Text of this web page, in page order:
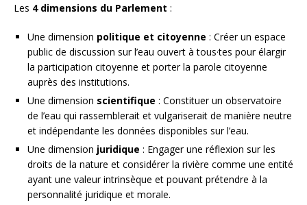
Les 4 dimensions du Parlement :
Une dimension politique et citoyenne : Créer un espace
public de discussion sur l’eau ouvert à tous·tes pour élargir
la participation citoyenne et porter la parole citoyenne
auprès des institutions.
Une dimension scientifique : Constituer un observatoire
de l’eau qui rassemblerait et vulgariserait de manière neutre
et indépendante les données disponibles sur l’eau.
Une dimension juridique : Engager une réflexion sur les
droits de la nature et considérer la rivière comme une entité
ayant une valeur intrinsèque et pouvant prétendre à la
personnalité juridique et morale.